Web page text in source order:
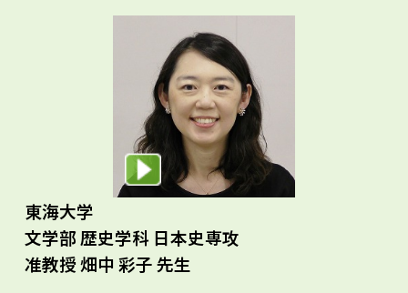
o
東海大学
文学部 歴史学科 日本史専攻
准教授 畑中 彩子 先生